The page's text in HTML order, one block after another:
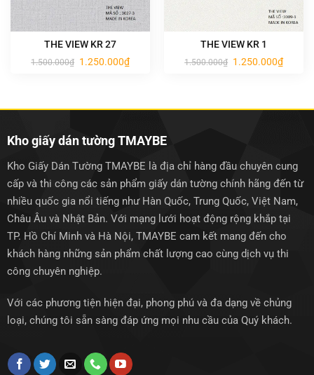
THE VIEW KR 27
1.500.000₫ Giá
1.250.000₫Giá
hiện
THE VIEW KR 1
1.500.000₫ Giá
1.250.000₫Giá
hiện
Kho giấy dán tường TMAYBE
Kho Giấy Dán Tường TMAYBE là địa chỉ hàng đầu chuyên cung
cấp và thi công các sản phẩm giấy dán tường chính hãng đến từ
nhiều quốc gia nổi tiếng như Hàn Quốc, Trung Quốc, Việt Nam,
Châu Âu và Nhật Bản. Với mạng lưới hoạt động rộng khắp tại
TP. Hồ Chí Minh và Hà Nội, TMAYBE cam kết mang đến cho
khách hàng những sản phẩm chất lượng cao cùng dịch vụ thi
công chuyên nghiệp.
Với các phương tiện hiện đại, phong phú và đa dạng về chủng
loại, chúng tôi sẵn sàng đáp ứng mọi nhu cầu của Quý khách.